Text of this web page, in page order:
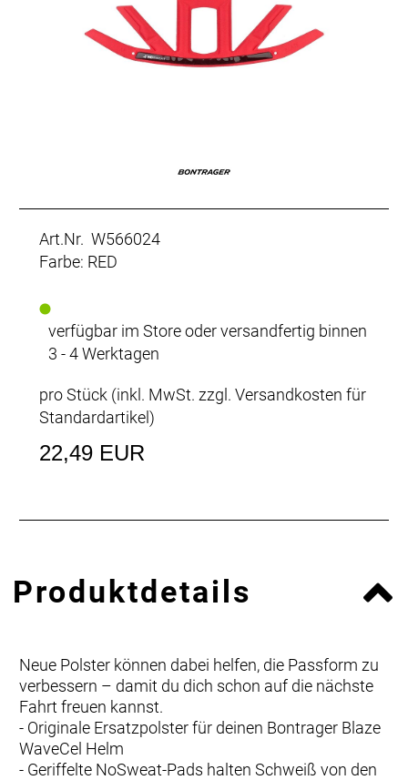
Art.Nr. W566024
Farbe: RED
verfügbar im Store oder versandfertig binnen
3 - 4 Werktagen
pro Stück (inkl. MwSt. zzgl. Versandkosten für
Standardartikel)
22,49 EUR
Produktdetails
Neue Polster können dabei helfen, die Passform zu
verbessern – damit du dich schon auf die nächste
Fahrt freuen kannst.
- Originale Ersatzpolster für deinen Bontrager Blaze
WaveCel Helm
- Geriffelte NoSweat-Pads halten Schweiß von den